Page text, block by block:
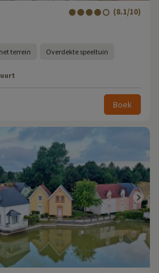
(8.1/10)
terrein Overdekte speeltuin
Boek